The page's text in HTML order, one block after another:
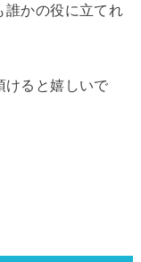
誰かの役に立てれ
けると嬉しいで